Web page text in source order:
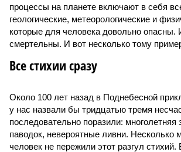
процессы на планете включают в себя
геологические, метеорологические и
которые для человека довольно опасны.
смертельны. И вот несколько тому
Все стихии сразу
Около 100 лет назад в Поднебесной
у нас назвали бы тридцатью тремя
последовательно поразили:
паводок, невероятные ливни. Несколько
человек не пережили этот разгул стихий.